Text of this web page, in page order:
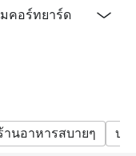
คอร์ทยาร์ด
านอาหารสบายๆ บุฟ